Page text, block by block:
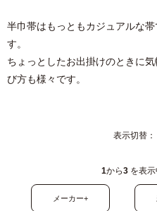
半巾帯はもっともカジュアルな帯
す。
ちょっとしたお出掛けのときに
び方も様々です。
表示切替：
1から3を表示
メーカー+